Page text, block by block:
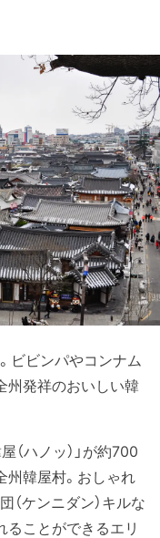
ビビンパやコンナム
州発祥のおいしい韓
（ハノッ）」が約700
州韓屋村。おしゃれ
ケンニダン）キルな
ることができるエリ